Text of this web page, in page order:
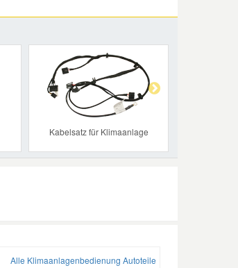
Kabelsatz für Klimaanlage
Alle Klimaanlagenbedienung Autoteile